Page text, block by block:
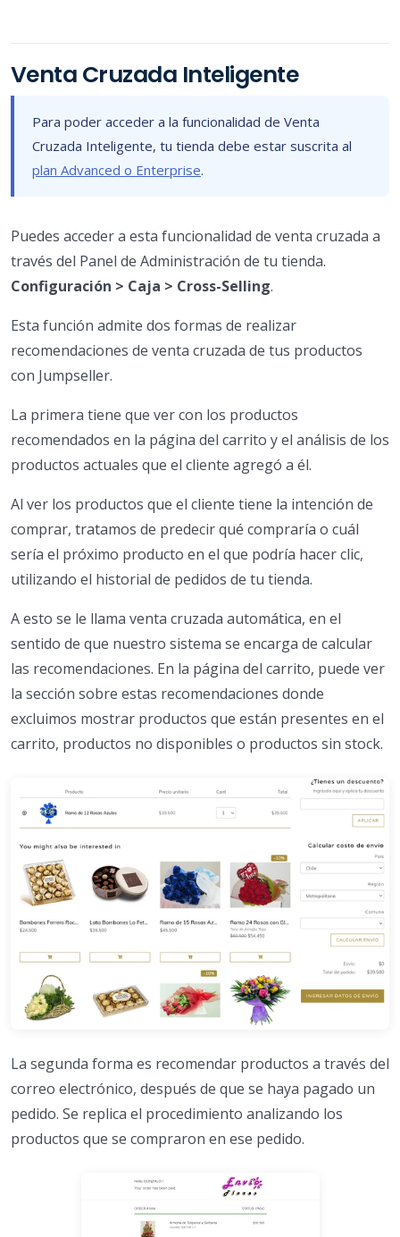
Venta Cruzada Inteligente
Para poder acceder a la funcionalidad de Venta
Cruzada Inteligente, tu tienda debe estar suscrita al
plan Advanced o Enterprise.
Puedes acceder a esta funcionalidad de venta cruzada a
través del Panel de Administración de tu tienda.
Configuración > Caja > Cross-Selling.
Esta función admite dos formas de realizar
recomendaciones de venta cruzada de tus productos
con Jumpseller.
La primera tiene que ver con los productos
recomendados en la página del carrito y el análisis de los
productos actuales que el cliente agregó a él.
Al ver los productos que el cliente tiene la intención de
comprar, tratamos de predecir qué compraría o cuál
sería el próximo producto en el que podría hacer clic,
utilizando el historial de pedidos de tu tienda.
A esto se le llama venta cruzada automática, en el
sentido de que nuestro sistema se encarga de calcular
las recomendaciones. En la página del carrito, puede ver
la sección sobre estas recomendaciones donde
excluimos mostrar productos que están presentes en el
carrito, productos no disponibles o productos sin stock.
La segunda forma es recomendar productos a través del
correo electrónico, después de que se haya pagado un
pedido. Se replica el procedimiento analizando los
productos que se compraron en ese pedido.